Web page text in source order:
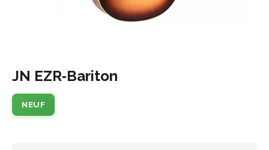
JN EZR‑Bariton
NEUF